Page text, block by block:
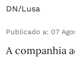
DN/Lusa
Publicado a: 07
A companhia